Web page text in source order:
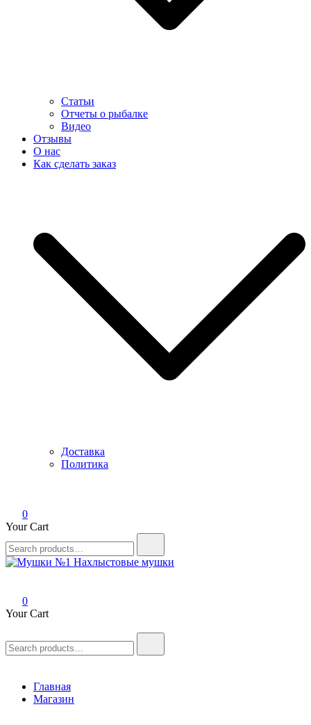
Статьи
Отчеты о рыбалке
Видео
Отзывы
О нас
Как сделать заказ
Доставка
Политика
0
Your Cart
for:
0
Your Cart
for:
Главная
Магазин